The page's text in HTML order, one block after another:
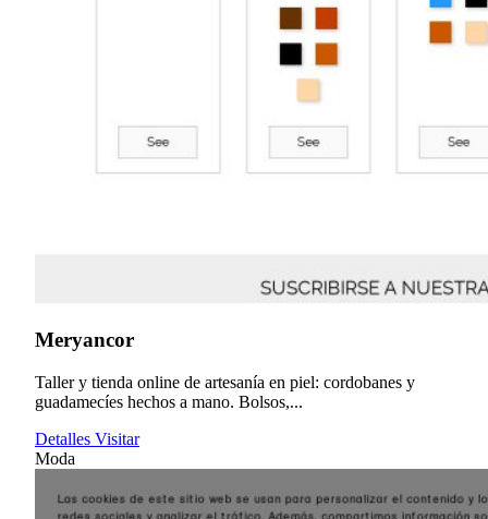
Meryancor
Taller y tienda online de artesanía en piel: cordobanes y
guadamecíes hechos a mano. Bolsos,...
Detalles Visitar
Moda